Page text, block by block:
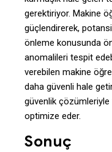
gerektiriyor. Makine
güçlendirerek,
önleme konusunda
anomalileri tespit
verebilen makine
daha güvenli hale
güvenlik
optimize eder.
Sonuç